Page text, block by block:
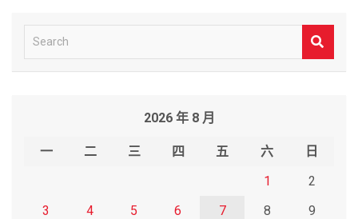
e
2026 年 8 月
一 二 三 四 五 六
日
1
2
3
4 5 6 7 8
9